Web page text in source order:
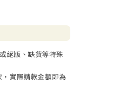
絕版、缺貨等特殊
實際請款金額即為